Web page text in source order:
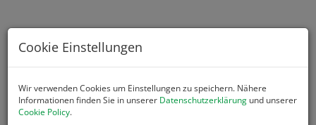
Cookie Einstellungen
Wir verwenden Cookies um Einstellungen zu speichern. Nähere
Informationen finden Sie in unserer Datenschutzerklärung und unserer
Cookie Policy.